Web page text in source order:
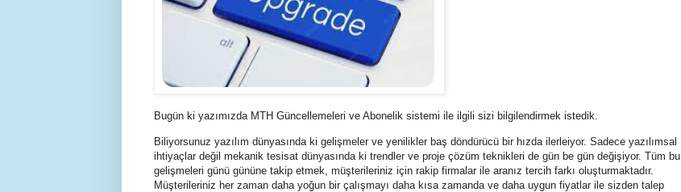
Bugün ki yazımızda MTH Güncellemeleri ve Abonelik sistemi ile ilgili sizi bilgilendirmek istedik.
Biliyorsunuz yazılım dünyasında ki gelişmeler ve yenilikler baş döndürücü bir hızda ilerleiyor. Sadece yazılımsal
ihtiyaçlar değil mekanik tesisat dünyasında ki trendler ve proje çözüm teknikleri de gün be gün değişiyor. Tüm bu
gelişmeleri günü gününe takip etmek, müşterileriniz için rakip firmalar ile aranız tercih farkı oluşturmaktadır.
Müşterileriniz her zaman daha yoğun bir çalışmayı daha kısa zamanda ve daha uygun fiyatlar ile sizden talep